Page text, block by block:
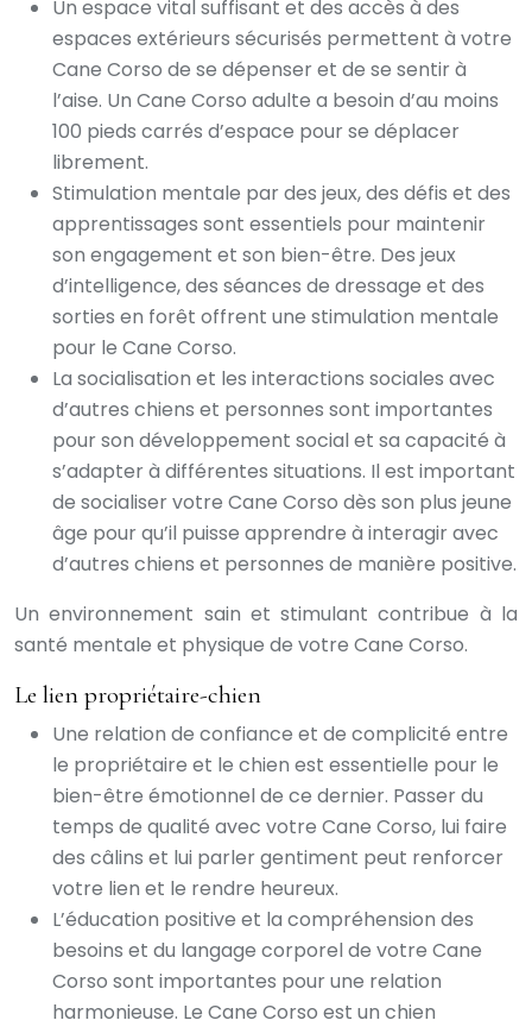
Un espace vital suffisant et des accès à des
espaces extérieurs sécurisés permettent à votre
Cane Corso de se dépenser et de se sentir à
l’aise. Un Cane Corso adulte a besoin d’au moins
100 pieds carrés d’espace pour se déplacer
librement.
Stimulation mentale par des jeux, des défis et des
apprentissages sont essentiels pour maintenir
son engagement et son bien-être. Des jeux
d’intelligence, des séances de dressage et des
sorties en forêt offrent une stimulation mentale
pour le Cane Corso.
La socialisation et les interactions sociales avec
d’autres chiens et personnes sont importantes
pour son développement social et sa capacité à
s’adapter à différentes situations. Il est important
de socialiser votre Cane Corso dès son plus jeune
âge pour qu’il puisse apprendre à interagir avec
d’autres chiens et personnes de manière positive.
Un environnement sain et stimulant contribue à la
santé mentale et physique de votre Cane Corso.
Le lien propriétaire-chien
Une relation de confiance et de complicité entre
le propriétaire et le chien est essentielle pour le
bien-être émotionnel de ce dernier. Passer du
temps de qualité avec votre Cane Corso, lui faire
des câlins et lui parler gentiment peut renforcer
votre lien et le rendre heureux.
L’éducation positive et la compréhension des
besoins et du langage corporel de votre Cane
Corso sont importantes pour une relation
harmonieuse. Le Cane Corso est un chien